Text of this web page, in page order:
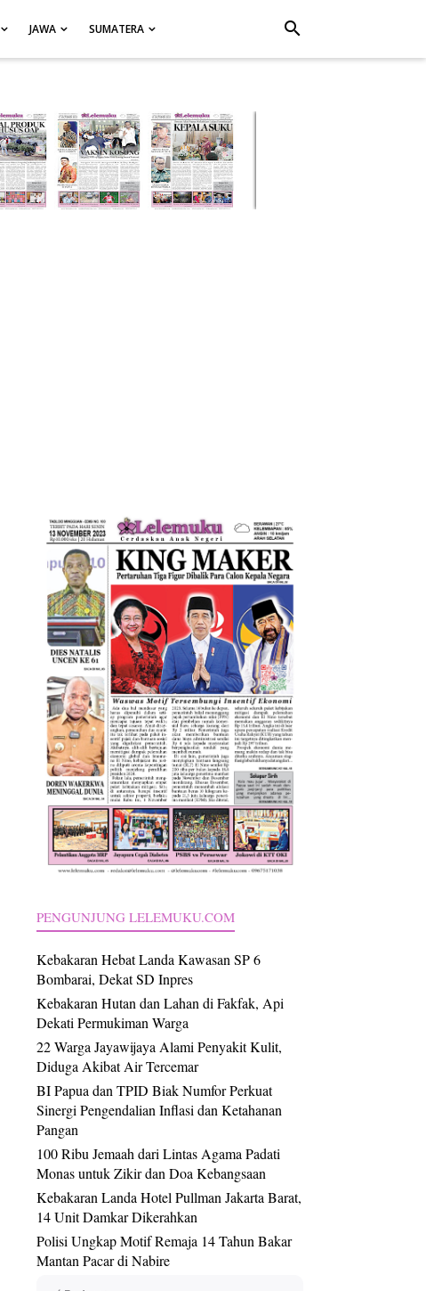
JAWA SUMATERA search
PENGUNJUNG LELEMUKU.COM
Kebakaran Hebat Landa Kawasan SP 6
Bombarai, Dekat SD Inpres
Kebakaran Hutan dan Lahan di Fakfak, Api
Dekati Permukiman Warga
22 Warga Jayawijaya Alami Penyakit Kulit,
Diduga Akibat Air Tercemar
BI Papua dan TPID Biak Numfor Perkuat
Sinergi Pengendalian Inflasi dan Ketahanan
Pangan
100 Ribu Jemaah dari Lintas Agama Padati
Monas untuk Zikir dan Doa Kebangsaan
Kebakaran Landa Hotel Pullman Jakarta Barat,
14 Unit Damkar Dikerahkan
Polisi Ungkap Motif Remaja 14 Tahun Bakar
Mantan Pacar di Nabire